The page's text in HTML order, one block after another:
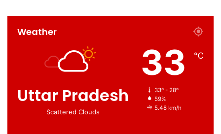
Weather
Uttar Pradesh
Scattered Clouds
33 ℃
33º - 28º
59%
5.48 km/h